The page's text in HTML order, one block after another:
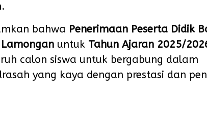
bahwa Penerimaan Peserta Didik
untuk Tahun Ajaran 2025/
calon siswa untuk bergabung dalam
yang kaya dengan prestasi dan